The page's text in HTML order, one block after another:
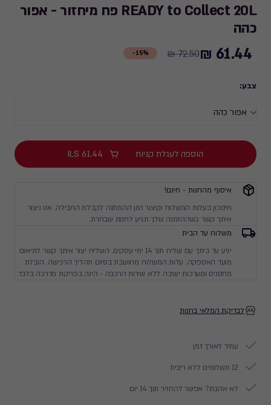
READY to Collect 20L פח מיחזור - אפור
כהה
Price
to
₪
61.44 ₪
72.50 ₪
15%-
צבע:
הוספה לעגלת קניות ILS 61.44
איסוף מהחנות - חינם!
חיסכון בעלות המשלוח וקיצור זמן ההמתנה לקבלת החבילה. אנו ניצור
איתך קשר כשההזמנה שלך תגיע לחנות שבחרת.
משלוח עד הבית
יגיע עד ביתך עם שליח תוך 14 ימי עסקים. השליח יצור איתך קשר לתיאום
מועד האספקה. עלות המשלוח מחושבת בסיום תהליך הרכישה. הובלת
מחסנים ומערכות ישיבה ללא שירות הרכבה - הינה בפריקת מדרכה בלבד.
לבדיקת המלאי בחנות
עמיד לאורך זמן
12 תשלומים ללא ריבית
לא אהבת? אפשר להחזיר תוך 14 יום